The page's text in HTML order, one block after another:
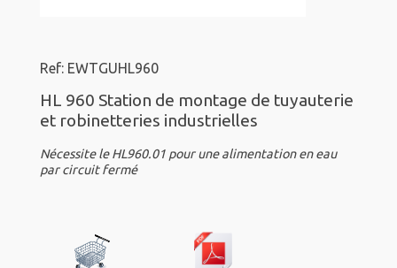
Ref: EWTGUHL960
HL 960 Station de montage de tuyauterie
et robinetteries industrielles
Nécessite le HL960.01 pour une alimentation en eau
par circuit fermé